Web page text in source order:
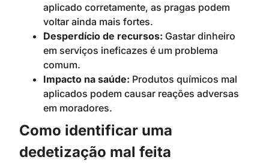
aplicado corretamente, as pragas podem
voltar ainda mais fortes.
Desperdício de recursos: Gastar dinheiro
em serviços ineficazes é um problema
comum.
Impacto na saúde: Produtos químicos mal
aplicados podem causar reações adversas
em moradores.
Como identificar uma
dedetização mal feita